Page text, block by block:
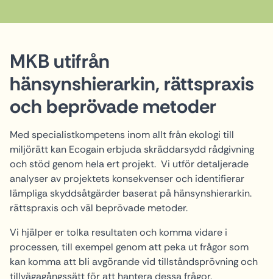
MKB utifrån
hänsynshierarkin, rättspraxis
och beprövade metoder
Med specialistkompetens inom allt från ekologi till
miljörätt kan Ecogain erbjuda skräddarsydd rådgivning
och stöd genom hela ert projekt. Vi utför detaljerade
analyser av projektets konsekvenser och identifierar
lämpliga skyddsåtgärder baserat på hänsynshierarkin.
rättspraxis och väl beprövade metoder.
Vi hjälper er tolka resultaten och komma vidare i
processen, till exempel genom att peka ut frågor som
kan komma att bli avgörande vid tillståndsprövning och
tillvägagångssätt för att hantera dessa frågor.